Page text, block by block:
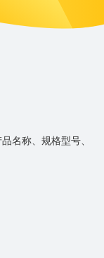
名称、规格型号、